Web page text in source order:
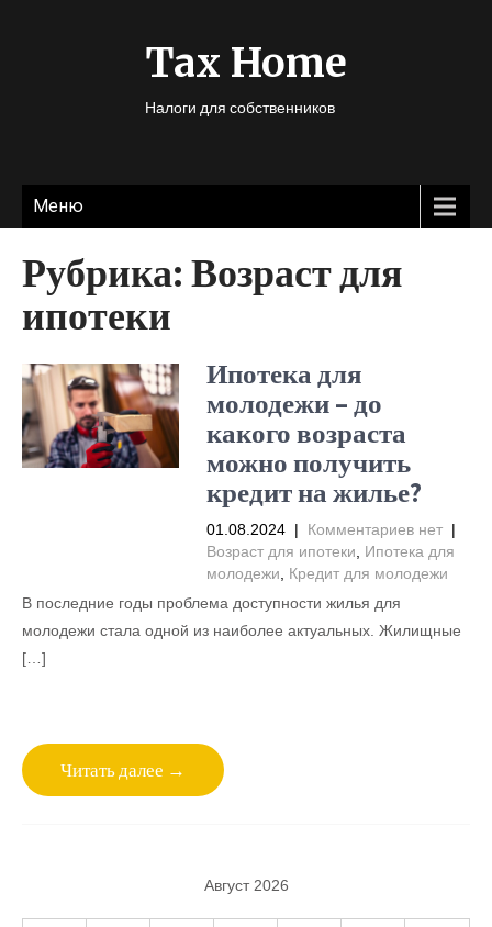
Tax Home
Налоги для собственников
Меню
Рубрика:Возраст для
ипотеки
Ипотека для
молодежи – до
какого возраста
можно получить
кредит на жилье?
01.08.2024 | Комментариев нет |
Возраст для ипотеки
Ипотека для
молодежи
Кредит для молодежи
В последние годы проблема доступности жилья для
молодежи стала одной из наиболее актуальных. Жилищные
[…]
Читать далее →
Август 2026